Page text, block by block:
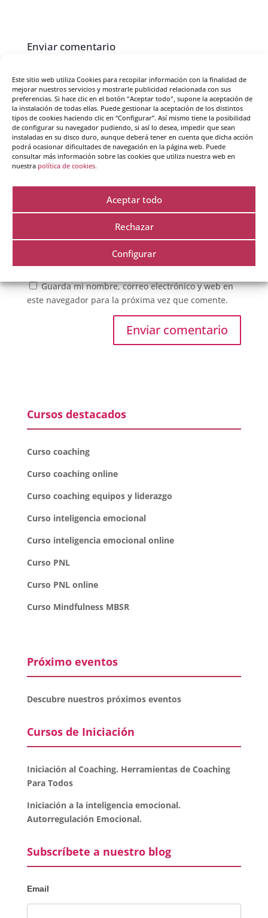
Este sitio web utiliza Cookies para recopilar información con la finalidad de
mejorar nuestros servicios y mostrarle publicidad relacionada con sus
preferencias. Si hace clic en el botón "Aceptar todo", supone la aceptación de
la instalación de todas ellas. Puede gestionar la aceptación de los distintos
tipos de cookies haciendo clic en “Configurar”. Así mismo tiene la posibilidad
de configurar su navegador pudiendo, si así lo desea, impedir que sean
instaladas en su disco duro, aunque deberá tener en cuenta que dicha acción
podrá ocasionar dificultades de navegación en la página web. Puede
consultar más información sobre las cookies que utiliza nuestra web en
nuestra política de cookies.
Aceptar todo
Rechazar
Configurar
Enviar comentario
Los campos obligatorios están marcados con*
Guarda mi nombre, correo electrónico y web en
este navegador para la próxima vez que comente.
Cursos destacados
Curso coaching
Curso coaching online
Curso coaching equipos y liderazgo
Curso inteligencia emocional
Curso inteligencia emocional online
Curso PNL
Curso PNL online
Curso Mindfulness MBSR
Próximo eventos
Descubre nuestros próximos eventos
Cursos de Iniciación
Iniciación al Coaching. Herramientas de Coaching
Para Todos
Iniciación a la inteligencia emocional.
Autorregulación Emocional.
Subscríbete a nuestro blog
Email